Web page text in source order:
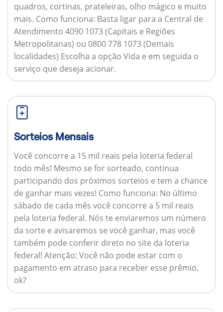
quadros, cortinas, prateleiras, olho mágico e muito
mais. Como funciona: Basta ligar para a Central de
Atendimento 4090 1073 (Capitais e Regiões
Metropolitanas) ou 0800 778 1073 (Demais
localidades) Escolha a opção Vida e em seguida o
serviço que deseja acionar.
Sorteios Mensais
Você concorre a 15 mil reais pela loteria federal
todo mês! Mesmo se for sorteado, continua
participando dos próximos sorteios e tem a chance
de ganhar mais vezes! Como funciona: No último
sábado de cada mês você concorre a 5 mil reais
pela loteria federal. Nós te enviaremos um número
da sorte e avisaremos se você ganhar, mas você
também pode conferir direto no site da loteria
federal! Atenção: Você não pode estar com o
pagamento em atraso para receber esse prêmio,
ok?